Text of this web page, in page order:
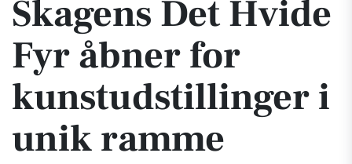
Skagens Det Hvide
Fyr åbner for
kunstudstillinger i
unik ramme